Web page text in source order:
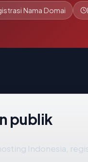
Nama Domai
publik
Indonesia,